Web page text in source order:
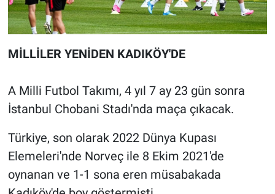
MİLLİLER YENİDEN KADIKÖY'DE
A Milli Futbol Takımı, 4 yıl 7 ay 23 gün sonra
İstanbul Chobani Stadı'nda maça çıkacak.
Türkiye, son olarak 2022 Dünya Kupası
Elemeleri'nde Norveç ile 8 Ekim 2021'de
oynanan ve 1-1 sona eren müsabakada